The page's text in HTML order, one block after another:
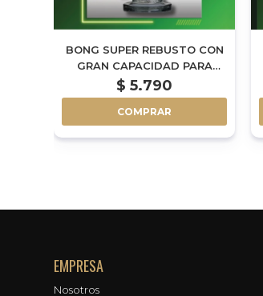
BONG SUPER REBUSTO CON
GRAN CAPACIDAD PARA
CARGAR DOBLE
PERCOLADOR +
ATRAPAHIELOS 41CM
$ 5.790
COMPRAR
EMPRESA
Nosotros